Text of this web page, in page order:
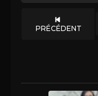
PRÉCÉDENT